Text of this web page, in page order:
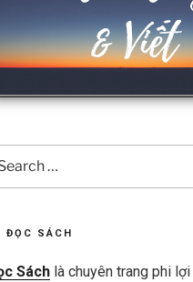
ĐỌC SÁCH
Sáchlà chuyên trang phi lợi